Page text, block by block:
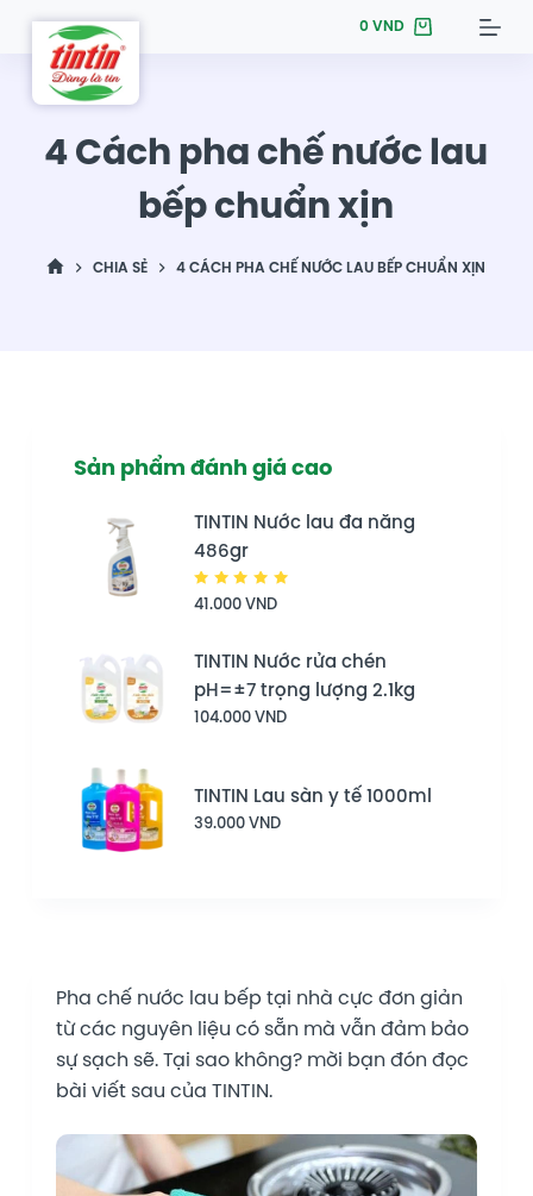
S
0VND
4 Cách pha chế nước lau
bếp chuẩn xịn
CHIA SẺ 4 CÁCH PHA CHẾ NƯỚC LAU BẾP CHUẨN XỊN
Pha chế nước lau bếp tại nhà cực đơn giản
từ các nguyên liệu có sẵn mà vẫn đảm bảo
sự sạch sẽ. Tại sao không? mời bạn đón đọc
bài viết sau của TINTIN.
Sản phẩm đánh giá cao
TINTIN Nước lau đa năng
486gr
xếp hạng
41.000VND
TINTIN Nước rửa chén
pH=±7 trọng lượng 2.1kg
104.000VND
TINTIN Lau sàn y tế 1000ml
39.000VND